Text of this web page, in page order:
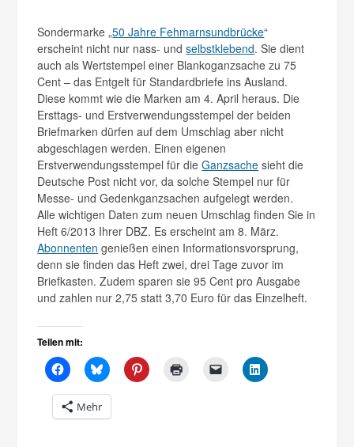
Sondermarke „50 Jahre Fehmarnsundbrücke“
erscheint nicht nur nass- undselbstklebend. Sie dient
auch als Wertstempel einer Blankoganzsache zu 75
Cent – das Entgelt für Standardbriefe ins Ausland.
Diese kommt wie die Marken am 4. April heraus. Die
Ersttags- und Erstverwendungsstempel der beiden
Briefmarken dürfen auf dem Umschlag aber nicht
abgeschlagen werden. Einen eigenen
Erstverwendungsstempel für dieGanzsache sieht die
Deutsche Post nicht vor, da solche Stempel nur für
Messe- und Gedenkganzsachen aufgelegt werden.
Alle wichtigen Daten zum neuen Umschlag finden Sie in
Heft 6/2013 Ihrer DBZ. Es erscheint am 8. März.
Abonnenten genießen einen Informationsvorsprung,
denn sie finden das Heft zwei, drei Tage zuvor im
Briefkasten. Zudem sparen sie 95 Cent pro Ausgabe
und zahlen nur 2,75 statt 3,70 Euro für das Einzelheft.
Teilen mit:
Mehr